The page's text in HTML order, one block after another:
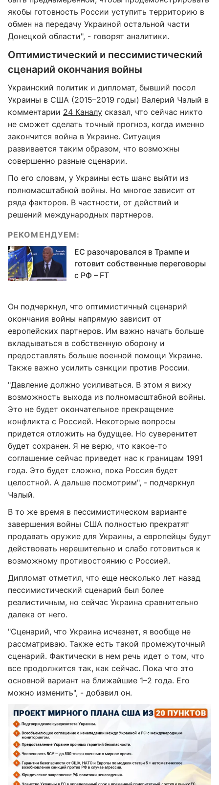
якобы готовность России уступить территорию в
обмен на передачу Украиной остальной части
Донецкой области", - говорят аналитики.
Оптимистический и пессимистический
сценарий окончания войны
Украинский политик и дипломат, бывший посол
Украины в США (2015–2019 годы) Валерий Чалый в
комментарии 24 Каналу сказал, что сейчас никто
не сможет сделать точный прогноз, когда именно
закончится война в Украине. Ситуация
развивается таким образом, что возможны
совершенно разные сценарии.
По его словам, у Украины есть шанс выйти из
полномасштабной войны. Но многое зависит от
ряда факторов. В частности, от действий и
решений международных партнеров.
РЕКОМЕНДУЕМ:
ЕС разочаровался в Трампе и
готовит собственные переговоры
с РФ – FT
Он подчеркнул, что оптимистичный сценарий
окончания войны напрямую зависит от
европейских партнеров. Им важно начать больше
вкладываться в собственную оборону и
предоставлять больше военной помощи Украине.
Также важно усилить санкции против России.
"Давление должно усиливаться. В этом я вижу
возможность выхода из полномасштабной войны.
Это не будет окончательное прекращение
конфликта с Россией. Некоторые вопросы
придется отложить на будущее. Но суверенитет
будет сохранен. Я не верю, что какое-то
соглашение сейчас приведет нас к границам 1991
года. Это будет сложно, пока Россия будет
целостной. А дальше посмотрим", - подчеркнул
Чалый.
В то же время в пессимистическом варианте
завершения войны США полностью прекратят
продавать оружие для Украины, а европейцы будут
действовать нерешительно и слабо готовиться к
возможному противостоянию с Россией.
Дипломат отметил, что еще несколько лет назад
пессимистический сценарий был более
реалистичным, но сейчас Украина сравнительно
далека от него.
"Сценарий, что Украина исчезнет, я вообще не
рассматриваю. Также есть такой промежуточный
сценарий. Фактически в нем речь идет о том, что
все продолжится так, как сейчас. Пока что это
основной вариант на ближайшие 1–2 года. Его
можно изменить", - добавил он.